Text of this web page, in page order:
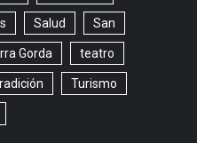
Salud San
Gorda teatro
Turismo